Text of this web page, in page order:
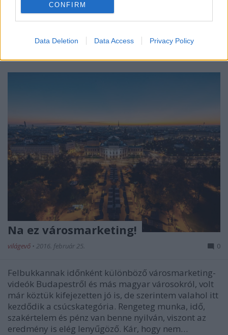
CONFIRM
Data Deletion Data Access Privacy Policy
5 földrész legjobb éttermeit sikerült végigennem
idén, aztán amikor azt hittem, hogy már nem
érdekes!
Na ez városmarketing!
világevő • 2016. február 25. 0
Felbukkannak időnként különböző városmarketing-
videók Budapestről és más magyar városokról, volt
már köztük kifejezetten jó is, de szerintem valahol itt
kezdődik a csúcskategória. Rengeteg munka, idő,
szakértelem és pénz van benne nyilván, viszont az
eredmény is elég lenyűgöző. Kár, hogy nem…